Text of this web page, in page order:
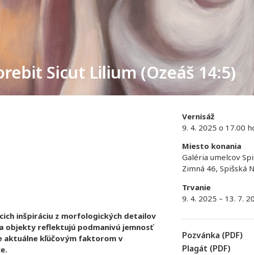
Sicut Lilium (Ozeáš 14:5)
inšpiráciu z morfologických detailov
objekty reflektujú podmanivú jemnosť
aktuálne kľúčovým faktorom v
Vernisáž
9. 4. 2025 o 17.00
Miesto konania
Galéria umelcov
Zimná 46, Spišská
Trvanie
9. 4. 2025 – 13. 7.
Pozvánka (PDF)
Plagát (PDF)